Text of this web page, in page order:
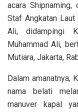
acara
Staf Angkatan Laut
Ali, didampingi
Muhammad Ali,
Mutiara, Jakarta,
Dalam amanatnya,
nama belati
manuver kapal